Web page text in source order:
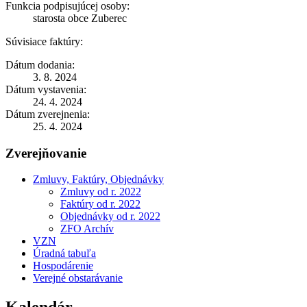
Funkcia podpisujúcej osoby:
starosta obce Zuberec
Súvisiace faktúry:
Dátum dodania:
3. 8. 2024
Dátum vystavenia:
24. 4. 2024
Dátum zverejnenia:
25. 4. 2024
Zverejňovanie
Zmluvy, Faktúry, Objednávky
Zmluvy od r. 2022
Faktúry od r. 2022
Objednávky od r. 2022
ZFO Archív
VZN
Úradná tabuľa
Hospodárenie
Verejné obstarávanie